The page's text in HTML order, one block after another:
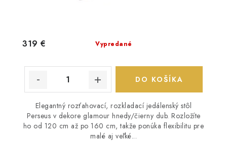
Vypredané
319 €
DO KOŠÍKA
Elegantný rozťahovací, rozkladací jedálenský stôl
Perseus v dekore glamour hnedy/čierny dub. Rozložíte
ho od 120 cm až po 160 cm, takže ponúka flexibilitu pre
malé aj veľké...